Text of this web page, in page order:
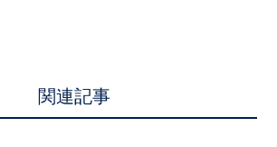
関連記事